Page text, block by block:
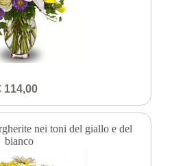
114,00
nei toni del giallo e del
bianco